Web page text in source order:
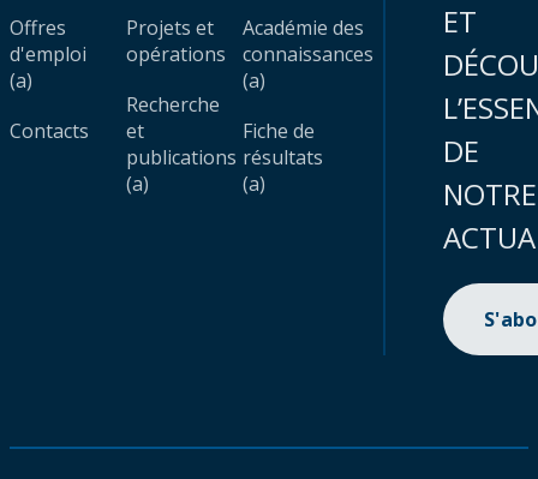
Offres
d'emploi
(a)
Contacts
Projets et
opérations
Recherche
et
publications
(a)
Académie des
connaissances
(a)
Fiche de
résultats
(a)
ET
DE
NOTRE